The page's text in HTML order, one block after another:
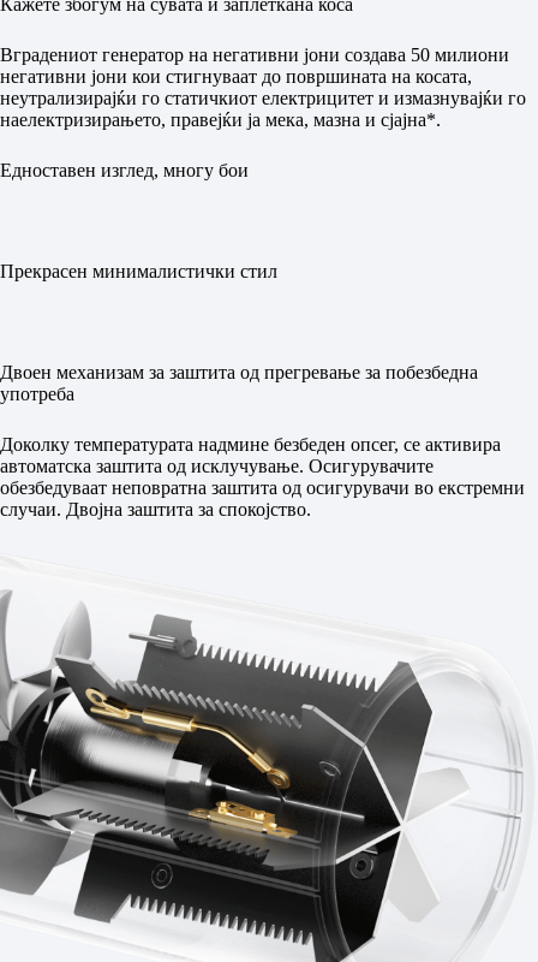
Вградениот генератор на негативни јони создава 50 милиони
негативни јони кои стигнуваат до површината на косата,
неутрализирајќи го статичкиот електрицитет и измазнувајќи го
наелектризирањето, правејќи ја мека, мазна и сјајна*.
Едноставен изглед, многу бои
Прекрасен минималистички стил
Двоен механизам за заштита од прегревање за побезбедна
употреба
Доколку температурата надмине безбеден опсег, се активира
автоматска заштита од исклучување. Осигурувачите
обезбедуваат неповратна заштита од осигурувачи во екстремни
случаи. Двојна заштита за спокојство.